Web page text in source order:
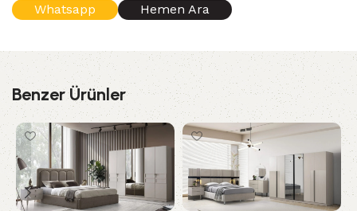
Whatsapp Hemen Ara
Benzer Ürünler